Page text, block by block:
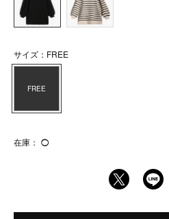
サイズ：FREE
FREE
在庫： ◯